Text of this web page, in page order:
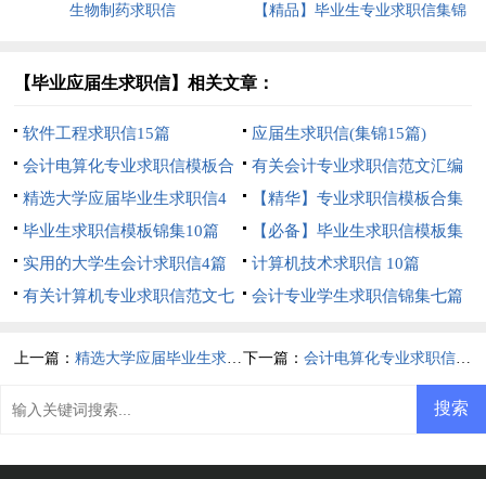
生物制药求职信
【精品】毕业生专业求职信集锦
【毕业应届生求职信】相关文章：
软件工程求职信15篇
应届生求职信(集锦15篇)
会计电算化专业求职信模板合
集八篇
有关会计专业求职信范文汇编
9篇
精选大学应届毕业生求职信4
篇
【精华】专业求职信模板合集
八篇
毕业生求职信模板锦集10篇
【必备】毕业生求职信模板集
锦7篇
实用的大学生会计求职信4篇
计算机技术求职信 10篇
有关计算机专业求职信范文七
会计专业学生求职信锦集七篇
上一篇：精选大学应届毕业生求职信4篇 下一篇： 会计电算化专业求职信模板合集八篇